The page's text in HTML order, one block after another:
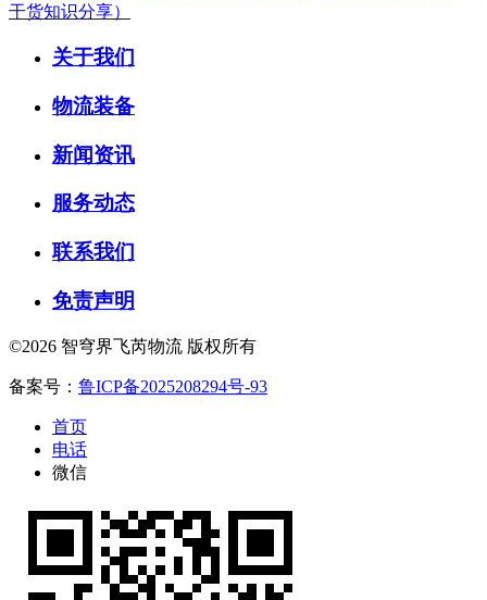
干货知识分享）
关于我们
物流装备
新闻资讯
服务动态
联系我们
免责声明
©2026 智穹界飞芮物流 版权所有
备案号： 鲁ICP备2025208294号-93
首页
电话
微信